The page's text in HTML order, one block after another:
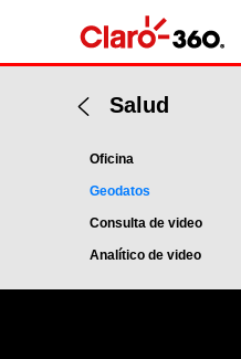
Salud
Oficina
Geodatos
Consulta de video
Analítico de video